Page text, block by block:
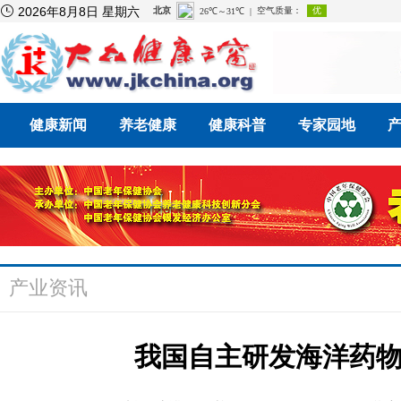
 2026年8月8日 星期六
健康新闻 养老健康 健康科普 专家园地
产业资讯
我国自主研发海洋药